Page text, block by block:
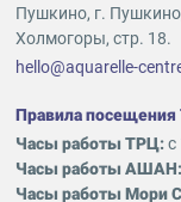
Пушкино, г.
Холмогоры, стр. 18.
hello@aquarelle-
Правила
Часы работы ТРЦ:с
Часы работы АШАН:
Часы работы Мори